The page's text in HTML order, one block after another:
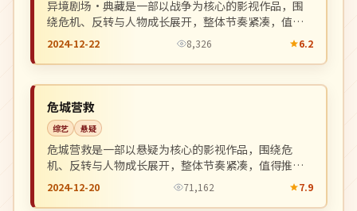
异境剧场·典藏是一部以战争为核心的影视作品，围
绕危机、反转与人物成长展开，整体节奏紧凑，值得
推荐观看。
2024-12-22 8,326 6.2
英国
危城营救
综艺 悬疑
危城营救是一部以悬疑为核心的影视作品，围绕危
机、反转与人物成长展开，整体节奏紧凑，值得推荐
观看。
2024-12-20 71,162 7.9